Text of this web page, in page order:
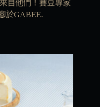
自他們！賽豆專家
於GABEE.